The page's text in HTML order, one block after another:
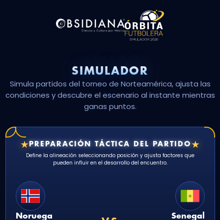
SIMULADOR
Simula partidos del torneo de Norteamérica, ajusta las
condiciones y descubre el escenario al instante mientras
ganas puntos.
★PREPARACIÓN TÁCTICA DEL PARTIDO★
Define la alineación seleccionando posición y ajusta factores que
pueden influir en el desarrollo del encuentro.
Noruega Senegal